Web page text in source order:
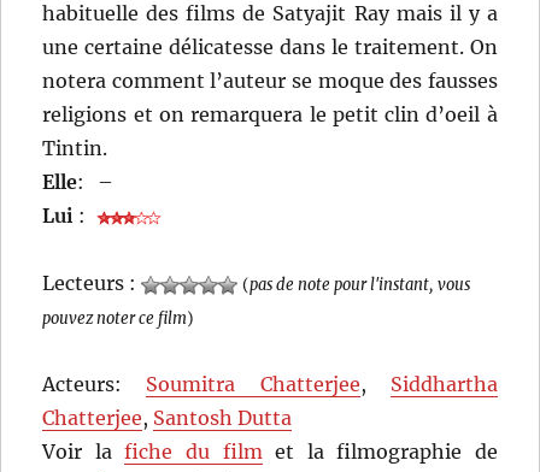
habituelle des films de Satyajit Ray mais il y a
une certaine délicatesse dans le traitement. On
notera comment l’auteur se moque des fausses
religions et on remarquera le petit clin d’oeil à
Tintin.
Elle:
–
Lui :
Lecteurs : (pas de note pour l'instant, vous
pouvez noter ce film)
Acteurs: Soumitra Chatterjee, Siddhartha
Chatterjee, Santosh Dutta
Voir lafiche du filmet la filmographie de